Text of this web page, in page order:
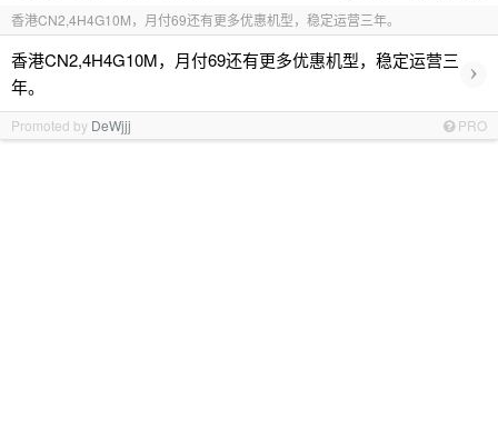
香港CN2,4H4G10M，月付69还有更多优惠机型，稳定运营三年。
香港CN2,4H4G10M，月付69还有更多优惠机型，稳定运营三
年。
›
Promoted by DeWjjj PRO